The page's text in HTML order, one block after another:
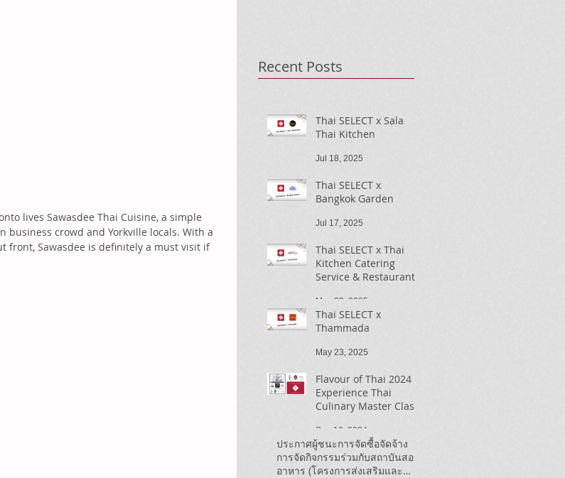
lives Sawasdee Thai Cuisine, a simple
crowd and Yorkville locals. With a
front, Sawasdee is definitely a must visit if
Recent Posts
Thai SELECT x Sala
Thai Kitchen
Jul 18, 2025
Thai SELECT x
Bangkok Garden
Jul 17, 2025
Thai SELECT x Thai
Kitchen Catering
Service & Restaurant
May 23, 2025
Thai SELECT x
Thammada
May 23, 2025
Flavour of Thai 2024 |
Experience Thai
Culinary Master Class
Sep 16, 2024
ประกาศผู้ชนะการจัดซื้อจัดจ้าง
การจัดกิจกรรมร่วมกับสถาบันสอน
อาหาร (โครงการส่งเสริมและ